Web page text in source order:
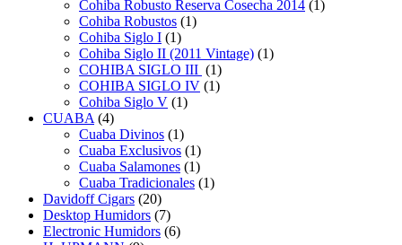
Cohiba Robusto Reserva Cosecha 2014 (1)
Cohiba Robustos (1)
Cohiba Siglo I (1)
Cohiba Siglo II (2011 Vintage) (1)
COHIBA SIGLO III (1)
COHIBA SIGLO IV (1)
Cohiba Siglo V (1)
CUABA (4)
Cuaba Divinos (1)
Cuaba Exclusivos (1)
Cuaba Salamones (1)
Cuaba Tradicionales (1)
Davidoff Cigars (20)
Desktop Humidors (7)
Electronic Humidors (6)